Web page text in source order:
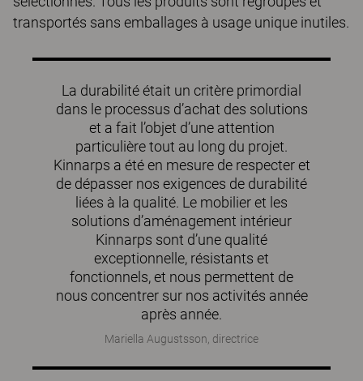
transportés sans emballages à usage unique inutiles.
La durabilité était un critère primordial
dans le processus d’achat des solutions
et a fait l’objet d’une attention
particulière tout au long du projet.
Kinnarps a été en mesure de respecter et
de dépasser nos exigences de durabilité
liées à la qualité. Le mobilier et les
solutions d’aménagement intérieur
Kinnarps sont d’une qualité
exceptionnelle, résistants et
fonctionnels, et nous permettent de
nous concentrer sur nos activités année
après année.
Mariella Augustsson, directrice